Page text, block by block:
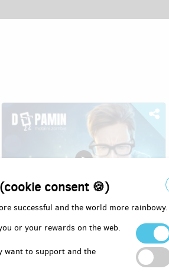
consent 🍪)
successful and the world more
or your rewards on the web.
want to support and the
Dopamin: mobilní zombie -